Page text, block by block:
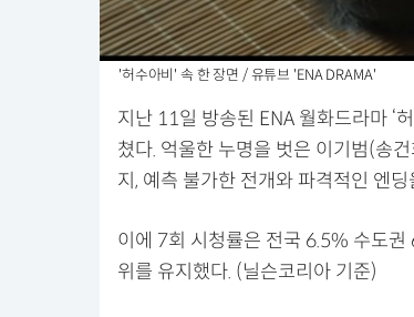
'허수아비' 속 한 장면 / 유튜브 'ENA DRAMA'
지난 11일 방송된 ENA 월화드라마 ‘
쳤다. 억울한 누명을 벗은 이기범(송
지, 예측 불가한 전개와 파격적인 엔딩
이에 7회 시청률은 전국 6.5% 수도
위를 유지했다. (닐슨코리아 기준)